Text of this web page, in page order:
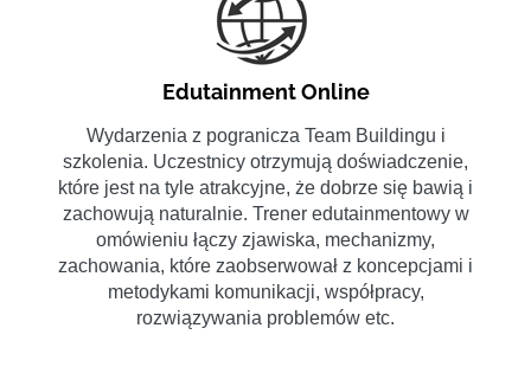
Edutainment Online
Wydarzenia z pogranicza Team Buildingu i
szkolenia. Uczestnicy otrzymują doświadczenie,
które jest na tyle atrakcyjne, że dobrze się bawią i
zachowują naturalnie. Trener edutainmentowy w
omówieniu łączy zjawiska, mechanizmy,
zachowania, które zaobserwował z koncepcjami i
metodykami komunikacji, współpracy,
rozwiązywania problemów etc.